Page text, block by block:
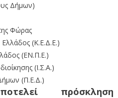
Δήμων)
Φώρας
(Κ.Ε.Δ.Ε.)
(ΕΝ.Π.Ε.)
(Ι.Σ.Α.)
(Π.Ε.Δ.)
πρόσκληση